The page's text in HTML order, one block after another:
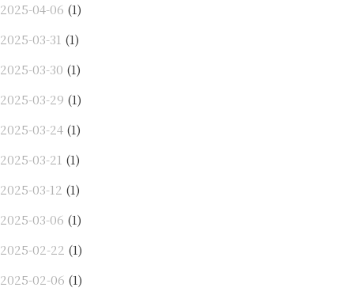
2025-04-06 (1)
2025-03-31 (1)
2025-03-30 (1)
2025-03-29 (1)
2025-03-24 (1)
2025-03-21 (1)
2025-03-12 (1)
2025-03-06 (1)
2025-02-22 (1)
2025-02-06 (1)